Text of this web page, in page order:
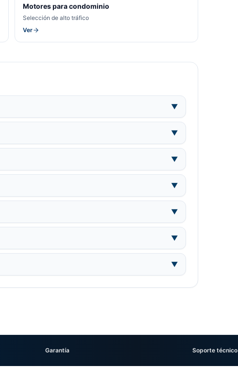
Motores para condominio
Selección de alto tráfico
Ver
▼
▼
▼
▼
▼
▼
▼
Garantía Soporte técnico